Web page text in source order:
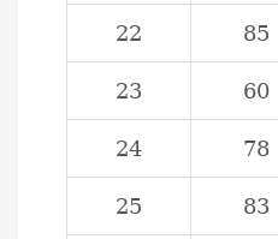
22 85
23 60
24 78
25 83